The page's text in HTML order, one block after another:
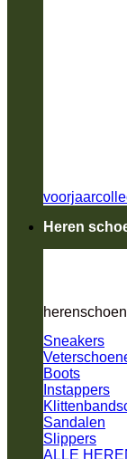
Heren
Sneakers
Boots
Instappers
Sandalen
Slippers
ALLE